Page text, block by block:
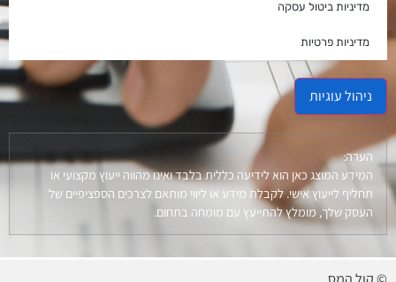
מדיניות ביטול עסקה
מדיניות פרטיות
ניהול עוגיות
הערה:
המידע המוצג כאן הוא לידיעה כללית בלבד ואינו מהווה ייעוץ מקצועי או
תחליף לייעוץ אישי. לקבלת מידע או ליווי מותאם לצרכים הספציפיים של
העסק שלך, מומלץ להתייעץ עם מומחה בתחום.